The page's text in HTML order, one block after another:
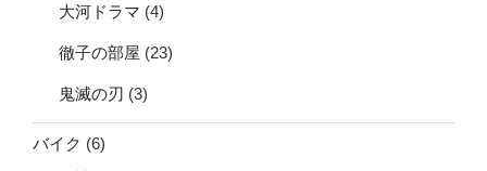
大河ドラマ (4)
徹子の部屋 (23)
鬼滅の刃 (3)
バイク (6)